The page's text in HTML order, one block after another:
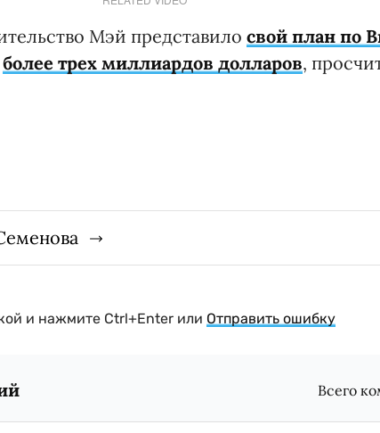
Мэй представило свой план по
более трех миллиардов долларов,
и нажмите Ctrl+Enter или Отправить ошибку
Всего